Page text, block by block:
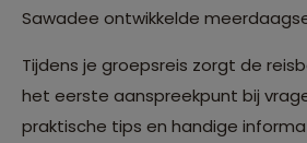
Sawadee ontwikkelde
Tijdens je groepsreis zorgt de
het eerste aanspreekpunt bij
praktische tips en handige